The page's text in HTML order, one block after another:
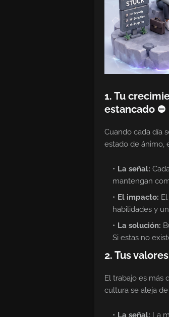
1. Tu
estancado ⛔
Cuando cada día
estado de ánimo,
La señal:
mantengan
El impacto:
habilidades y
La solución:
Si estas no
2. Tus
El trabajo es más
cultura se aleja
La señal: La